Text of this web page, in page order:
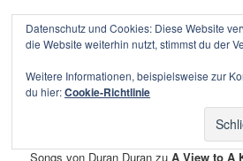
Der Spion, den ich siebte: Der Bond-
Freispiel
Von den schicksalhaften Begegnungen
Schritt zu einer dritten Kategorie von
Freispiel. Für diese Stücke scheint zu
desto besser. Ästhetisch ein Kopp und
Songs von Duran Duran zuA View to A
Datenschutz und Cookies: Diese Website
die Website weiterhin nutzt, stimmst du der
Weitere Informationen, beispielsweise zur
du hier:Cookie-Richtlinie